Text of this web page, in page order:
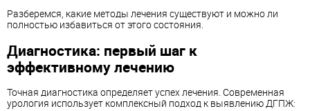
Разберемся, какие методы лечения существуют и можно ли
полностью избавиться от этого состояния.
Диагностика: первый шаг к
эффективному лечению
Точная диагностика определяет успех лечения. Современная
урология использует комплексный подход к выявлению ДГПЖ: